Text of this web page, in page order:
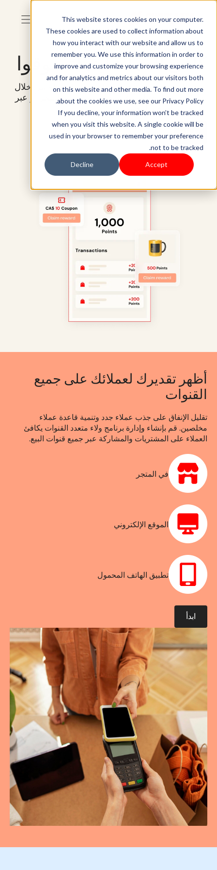
This website stores cookies on your computer.
These cookies are used to collect information about
how you interact with our website and allow us to
remember you. We use this information in order to
improve and customize your browsing experience
and for analytics and metrics about our visitors both
on this website and other media. To find out more
about the cookies we use, see our Privacy Policy.
If you decline, your information won’t be tracked
when you visit this website. A single cookie will be
used in your browser to remember your preference
not to be tracked.
Accept
Decline
كافئ العملاء أينما تسوقوا
أسعد المتسوقين عبر قنوات التسويق الشاملة من خلال
تقديم نقاط الولاء لهم عبر الإنترنت أو في المتجر أو عبر
تطبيقات الهاتف المحمول.
أظهر تقديرك لعملائك على جميع
القنوات
تقليل الإنفاق على جذب عملاء جدد وتنمية قاعدة عملاء
مخلصين. قم بإنشاء وإدارة برنامج ولاء متعدد القنوات يكافئ
العملاء على المشتريات والمشاركة عبر جميع قنوات البيع.
في المتجر
الموقع الإلكتروني
تطبيق الهاتف المحمول
ابدأ